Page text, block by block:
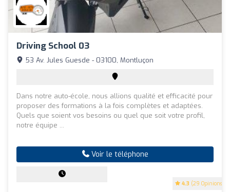
Driving School 03
4.3 (29 Opinions)
53 Av. Jules Guesde - 03100, Montluçon
Dans notre auto-école, nous allions qualité et efficacité pour
proposer des formations à la fois complètes et adaptées.
Quels que soient vos besoins ou quel que soit votre profil,
notre équipe ...
Voir le téléphone